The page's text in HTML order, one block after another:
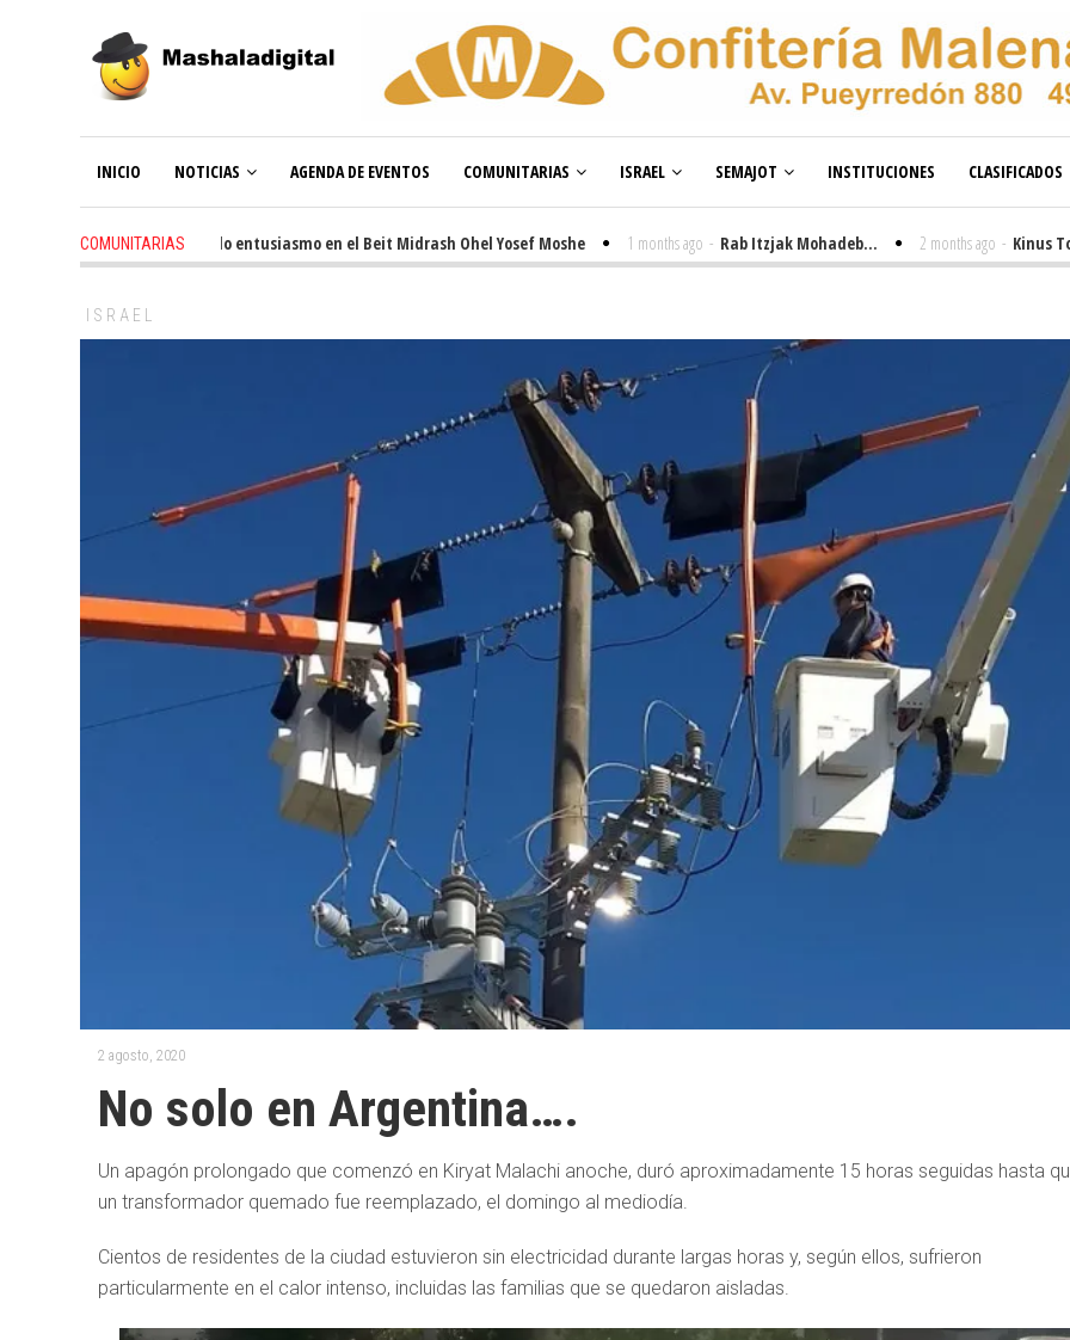
INICIO NOTICIAS AGENDA DE EVENTOS COMUNITARIAS ISRAEL SEMAJOT INSTITUCIONES CLASIFICADOS
COMUNITARIAS
3 weeks ago - Renovado entusiasmo en el Beit Midrash Ohel Yosef Moshe 1 months ago - Rab Itzjak Mohadeb... 2 months ago - Kinus Toire en
ISRAEL
2 agosto, 2020
No solo en Argentina….
Un apagón prolongado que comenzó en Kiryat Malachi anoche, duró aproximadamente 15 horas seguidas hasta
un transformador quemado fue reemplazado, el domingo al mediodía.
Cientos de residentes de la ciudad estuvieron sin electricidad durante largas horas y, según ellos, sufrieron
particularmente en el calor intenso, incluidas las familias que se quedaron aisladas.